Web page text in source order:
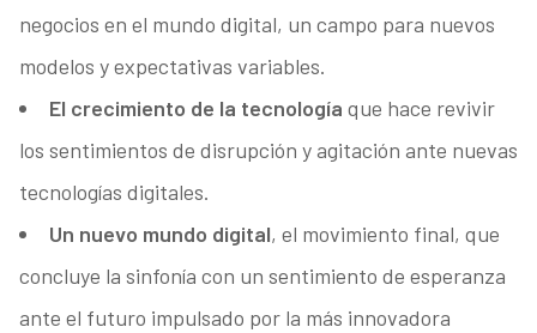
negocios en el mundo digital, un campo para nuevos
modelos y expectativas variables.
El crecimiento de la tecnología que hace revivir
los sentimientos de disrupción y agitación ante nuevas
tecnologías digitales.
Un nuevo mundo digital, el movimiento final, que
concluye la sinfonía con un sentimiento de esperanza
ante el futuro impulsado por la más innovadora